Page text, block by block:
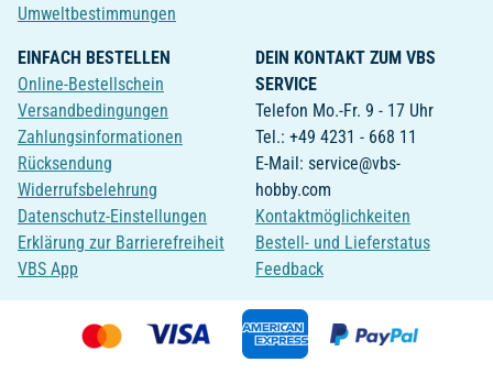
Umweltbestimmungen
EINFACH BESTELLEN
Online-Bestellschein
Versandbedingungen
Zahlungsinformationen
Rücksendung
Widerrufsbelehrung
Datenschutz-Einstellungen
Erklärung zur Barrierefreiheit
VBS App
DEIN KONTAKT ZUM VBS
SERVICE
Telefon Mo.-Fr. 9 - 17 Uhr
Tel.: +49 4231 - 668 11
E-Mail: service@vbs-
hobby.com
Kontaktmöglichkeiten
Bestell- und Lieferstatus
Feedback